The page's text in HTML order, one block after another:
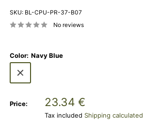
SKU: BL-CPU-PR-37-B07
No reviews
Color: Navy Blue
Navy
Blue
Price:
Sale
price
23.34 €
Tax included Shipping calculated